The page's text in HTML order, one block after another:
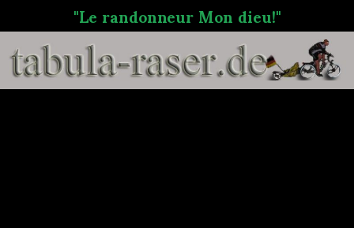
"Le randonneur Mon dieu!"